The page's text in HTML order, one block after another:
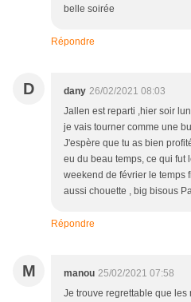
belle soirée
Répondre
D dany 26/02/2021 08:03
Jallen est reparti ,hier soir
je vais tourner comme une
J'espère que tu as bien
eu du beau temps, ce qui fut
weekend de février le temps
aussi chouette , big bisous
Répondre
M manou 25/02/2021 07:58
Je trouve regrettable que les